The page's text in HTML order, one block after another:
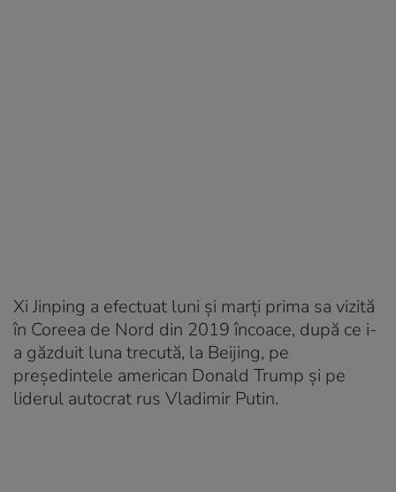
Xi Jinping a efectuat luni și marți prima sa vizită
în Coreea de Nord din 2019 încoace, după ce i-
a găzduit luna trecută, la Beijing, pe
președintele american Donald Trump și pe
liderul autocrat rus Vladimir Putin.